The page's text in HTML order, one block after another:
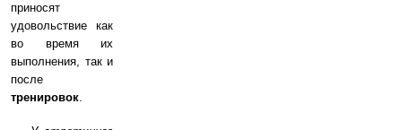
приносят
удовольствие как
во время их
выполнения, так и
после
тренировок.